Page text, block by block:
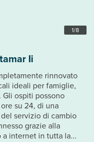
1/8
Ii
rinnovato
ideali per famiglie,
ospiti possono
su 24, di una
servizio di cambio
grazie alla
internet in tutta la...